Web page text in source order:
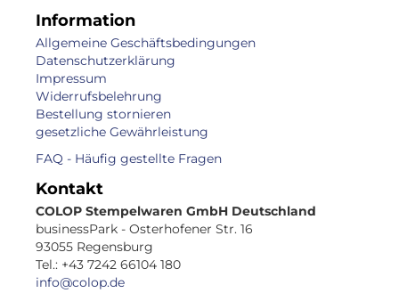
Information
Allgemeine Geschäftsbedingungen
Datenschutzerklärung
Impressum
Widerrufsbelehrung
Bestellung stornieren
gesetzliche Gewährleistung
FAQ - Häufig gestellte Fragen
Kontakt
COLOP Stempelwaren GmbH Deutschland
businessPark - Osterhofener Str. 16
93055 Regensburg
Tel.: +43 7242 66104 180
info@colop.de